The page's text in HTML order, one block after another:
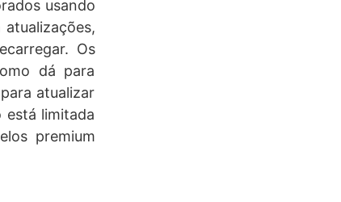
usando
Os
dá para
atualizar
está limitada
premium